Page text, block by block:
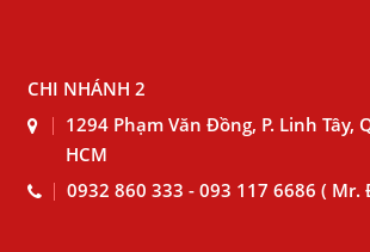
CHI NHÁNH 2
1294 Phạm Văn Đồng, P. Linh Tây,
HCM
0932 860 333 - 093 117 6686 ( Mr.